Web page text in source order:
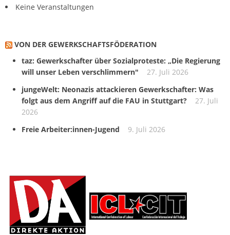
Keine Veranstaltungen
VON DER GEWERKSCHAFTS­FÖDERATION
taz: Gewerkschafter über Sozialproteste: „Die Regierung
will unser Leben verschlimmern"
27. Juli 2026
jungeWelt: Neonazis attackieren Gewerkschafter: Was
folgt aus dem Angriff auf die FAU in Stuttgart?
27. Juli
2026
Freie Arbeiter:innen-Jugend
9. Juli 2026